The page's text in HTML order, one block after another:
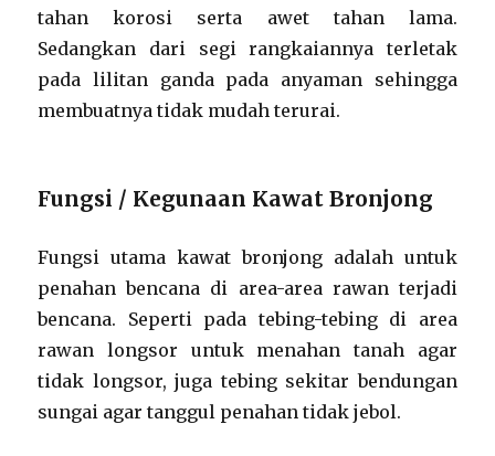
tahan korosi serta awet tahan lama.
Sedangkan dari segi rangkaiannya terletak
pada lilitan ganda pada anyaman sehingga
membuatnya tidak mudah terurai.
Fungsi / Kegunaan Kawat Bronjong
Fungsi utama kawat bronjong adalah untuk
penahan bencana di area-area rawan terjadi
bencana. Seperti pada tebing-tebing di area
rawan longsor untuk menahan tanah agar
tidak longsor, juga tebing sekitar bendungan
sungai agar tanggul penahan tidak jebol.